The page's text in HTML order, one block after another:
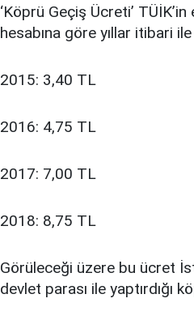
‘Köprü Geçiş Ücreti’
hesabına göre yıllar itibari
2015: 3,40 TL
2016: 4,75 TL
2017: 7,00 TL
2018: 8,75 TL
Görüleceği üzere bu ücret
devlet parası ile yaptırdığı